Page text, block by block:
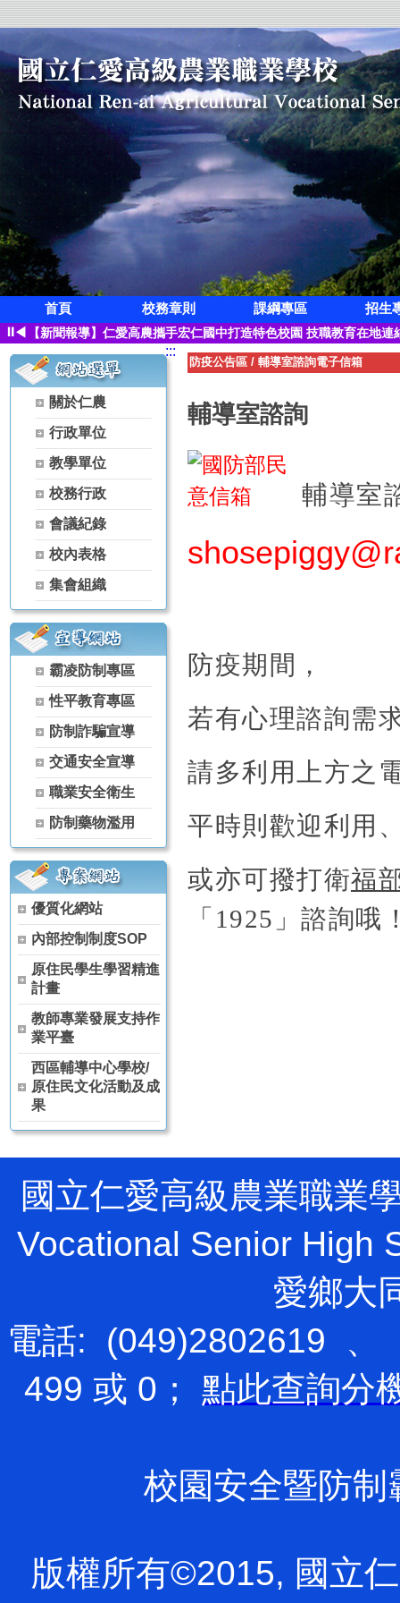
首頁 校務章則 課綱專區
招生
⏸◀
狂賀!本校觀光科應屆畢業生凌紫璇榮獲第三屆全國創意茶飲調製競
【新聞報導】仁愛高農攜手宏仁國中打造特色校園 技職教育在地連
【115學年度升學榜單】恭喜 空間測繪科 林寓桀【繁星】錄取 國
【115學年度升學榜單】恭喜 觀光事業科 凌紫璇【繁星】錄取 國
【115學年度升學榜單】恭喜 園藝科 蔡子怡【繁星】錄取 國立屏
【115學年度升學榜單】恭喜 家政科 黃芊蓓【繁星】錄取 國立屏
【115學年度升學榜單】恭喜 農場經營科 林彥丞【繁星】錄取 國
【115學年度升學榜單】恭喜 空間測繪科 楊景翔【繁星】錄取 國
【115學年度升學榜單】恭喜 森林科 谷雋瑋【繁星】錄取 弘光科
【115學年度升學榜單】恭喜 茶葉技術科 黃冠宇【繁星】錄取 宏
【115學年度升學榜單】恭喜 家政科 古羽涵【獨招】錄取 國立體
【115學年度升學榜單】恭喜 農經科 吳秉原【獨招】錄取 國立屏
【115學年度升學榜單】恭喜 農經科 林宏睿【獨招】錄取 國立暨
【115學年度升學榜單】恭喜 家政科 古羽涵【獨招】錄取 國立暨
【115學年度升學榜單】恭喜 家政科 黃芊蓓【獨招】錄取 國立暨
【115學年度升學榜單】恭喜 家政科 陳葦婕【獨招】錄取 國立暨
【115學年度升學榜單】恭喜 家政科 陳啟恒【獨招】錄取 國立暨
【115學年度升學榜單】恭喜 園藝科 李思華【獨招】錄取 國立暨
【115學年度升學榜單】恭喜 家政科 古羽涵【獨招】錄取 彰化師
【115學年度升學榜單】恭喜 家政科 潘曉婷【獨招】錄取 國立暨
【115學年度升學榜單】恭喜 家政科 羅芷晴【獨招】錄取 國立暨
【115學年度升學榜單】恭喜 茶葉技術科 林天賜【獨招】錄取 國
【115學年度升學榜單】恭喜 茶葉技術科 林天賦【獨招】錄取 國
【115學年度升學榜單】恭喜 家政科 黃芊蓓【獨招】錄取 國立臺
【115學年度升學榜單】恭喜 茶葉技術科 林天賦【獨招】錄取 國
【115學年度升學榜單】恭喜 茶葉技術科 黃冠宇【獨招】錄取 國
【115學年度升學榜單】恭喜 空間測繪科 賈芳伊【獨招】錄取 國
【115學年度升學榜單】恭喜 觀光事業科 林侑宏【甄審入學】錄取
115年全國中等學校運動會 高女組軟式網球雙打(林雨柔、陳芊羽)
狂賀～本校原舞社參加114學年度全國學生舞蹈比賽決賽 榮獲 高
狂賀～114學年度 全國農業類技藝競賽 農場經營職種 農經科 林彥
狂賀～114學年度 全國家事技藝競賽 膳食製作職種 家政科 羅芷晴
狂賀～114學年度 全國家事技藝競賽 膳食製作職種 家政科 陳葦婕
狂賀～本校原舞社 參加 114學年度全國學生舞蹈比賽南投縣初賽
狂賀～恭喜 農經科 阮卡娜、陳詠巡、馬昱仁、徐孟佐 參加2025全
狂賀～恭喜 農經科 林宏睿、林彥丞、吳秉原 參加2025興大盃全國
賀!!!農經科榮獲114年高中以下食農教育教案競賽科技樂農組佳作
賀!!!本校農經科教師團隊榮獲114年杏壇芬芳獎(團體組)
關於仁農
行政單位
教學單位
校務行政
會議紀錄
校內表格
集會組織
霸凌防制專區
性平教育專區
防制詐騙宣導
交通安全宣導
職業安全衛生
防制藥物濫用
優質化網站
內部控制制度SOP
原住民學生學習精進
計畫
教師專業發展支持作
業平臺
西區輔導中心學校/
原住民文化活動及成
果
:::
防疫公告區 / 輔導室諮詢電子信箱
輔導室諮詢
輔導室
防疫期間，
若有心理諮詢需
請多利用上方之
平時則歡迎利用
或亦可撥打衛福
「1925」諮詢哦
國立仁愛高級農業職業
Vocational Senior
愛鄉大
電話: (049)2802619
499 或 0； 點此查詢分
校園安全暨防
版權所有©2015, 國立